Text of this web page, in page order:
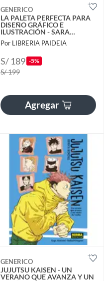
GENERICO
LA PALETA PERFECTA PARA
DISEÑO GRÁFICO E
ILUSTRACIÓN - SARA
CALDAS
Por LIBRERIA PAIDEIA
S/ 189 -5%
S/ 199
Agregar
GENERICO
JUJUTSU KAISEN - UN
VERANO QUE AVANZA Y UN